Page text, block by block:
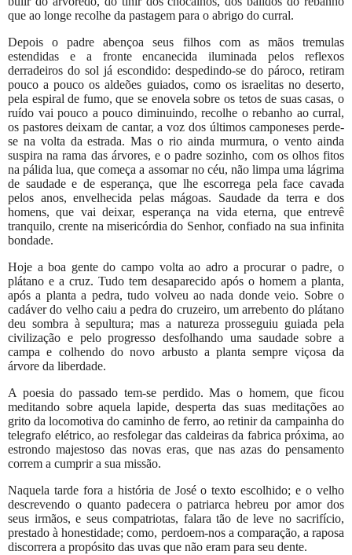
que ao longe recolhe da pastagem para o abrigo do curral.
Depois o padre abençoa seus filhos com as mãos tremulas
estendidas e a fronte encanecida iluminada pelos reflexos
derradeiros do sol já escondido: despedindo-se do pároco, retiram
pouco a pouco os aldeões guiados, como os israelitas no deserto,
pela espiral de fumo, que se enovela sobre os tetos de suas casas, o
ruído vai pouco a pouco diminuindo, recolhe o rebanho ao curral,
os pastores deixam de cantar, a voz dos últimos camponeses perde-
se na volta da estrada. Mas o rio ainda murmura, o vento ainda
suspira na rama das árvores, e o padre sozinho, com os olhos fitos
na pálida lua, que começa a assomar no céu, não limpa uma lágrima
de saudade e de esperança, que lhe escorrega pela face cavada
pelos anos, envelhecida pelas mágoas. Saudade da terra e dos
homens, que vai deixar, esperança na vida eterna, que entrevê
tranquilo, crente na misericórdia do Senhor, confiado na sua infinita
bondade.
Hoje a boa gente do campo volta ao adro a procurar o padre, o
plátano e a cruz. Tudo tem desaparecido após o homem a planta,
após a planta a pedra, tudo volveu ao nada donde veio. Sobre o
cadáver do velho caiu a pedra do cruzeiro, um arrebento do plátano
deu sombra à sepultura; mas a natureza prosseguiu guiada pela
civilização e pelo progresso desfolhando uma saudade sobre a
campa e colhendo do novo arbusto a planta sempre viçosa da
árvore da liberdade.
A poesia do passado tem-se perdido. Mas o homem, que ficou
meditando sobre aquela lapide, desperta das suas meditações ao
grito da locomotiva do caminho de ferro, ao retinir da campainha do
telegrafo elétrico, ao resfolegar das caldeiras da fabrica próxima, ao
estrondo majestoso das novas eras, que nas azas do pensamento
correm a cumprir a sua missão.
Naquela tarde fora a história de José o texto escolhido; e o velho
descrevendo o quanto padecera o patriarca hebreu por amor dos
seus irmãos, e seus compatriotas, falara tão de leve no sacrifício,
prestado à honestidade; como, perdoem-nos a comparação, a raposa
discorrera a propósito das uvas que não eram para seu dente.